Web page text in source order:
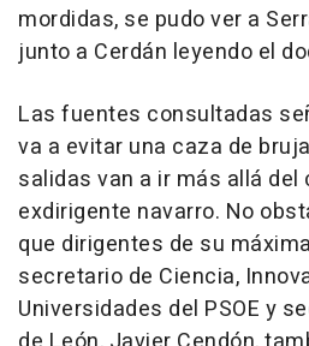
mordidas, se pudo ver a
junto a Cerdán leyendo el
Las fuentes consultadas
va a evitar una caza de
salidas van a ir más allá
exdirigente navarro. No
que dirigentes de su
secretario de Ciencia,
Universidades del PSOE y